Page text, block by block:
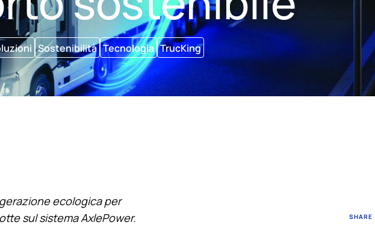
Sostenibilità Tecnologia TrucKing
SHARE
ecologica per
sul sistema AxlePower.